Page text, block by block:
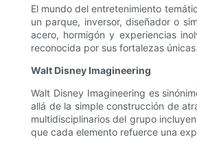
El mundo del entretenimiento
un parque, inversor, diseñador o
acero, hormigón y experiencias
reconocida por sus fortalezas
Walt Disney Imagineering
Walt Disney Imagineering es
allá de la simple construcción de
multidisciplinarios del grupo
que cada elemento refuerce una